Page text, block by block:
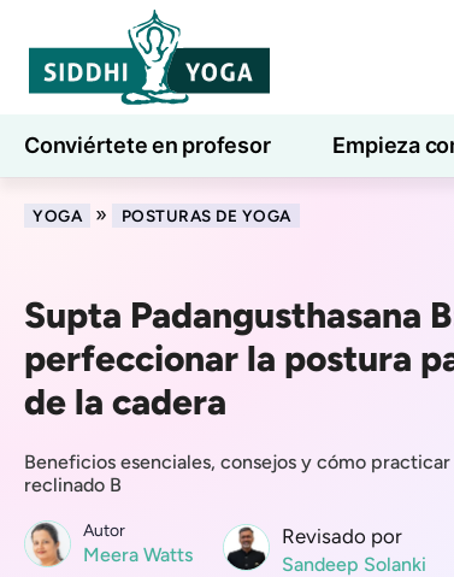
Conviértete en profesor Empieza
7 días de bienestar Blog
YOGA » POSTURAS DE YOGA
Supta Padangusthasana
perfeccionar la postura
de la cadera
Beneficios esenciales, consejos y cómo
reclinado B
Autor
Meera Watts
Revisado por
Sandeep Solanki